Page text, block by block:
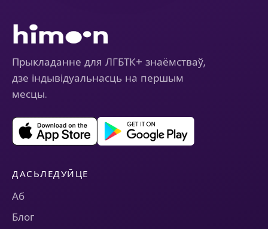
Прыкладанне для ЛГБТК+ знаёмстваў,
дзе індывідуальнасць на першым
месцы.
ДАСЬЛЕДУЙЦЕ
Аб
Блог